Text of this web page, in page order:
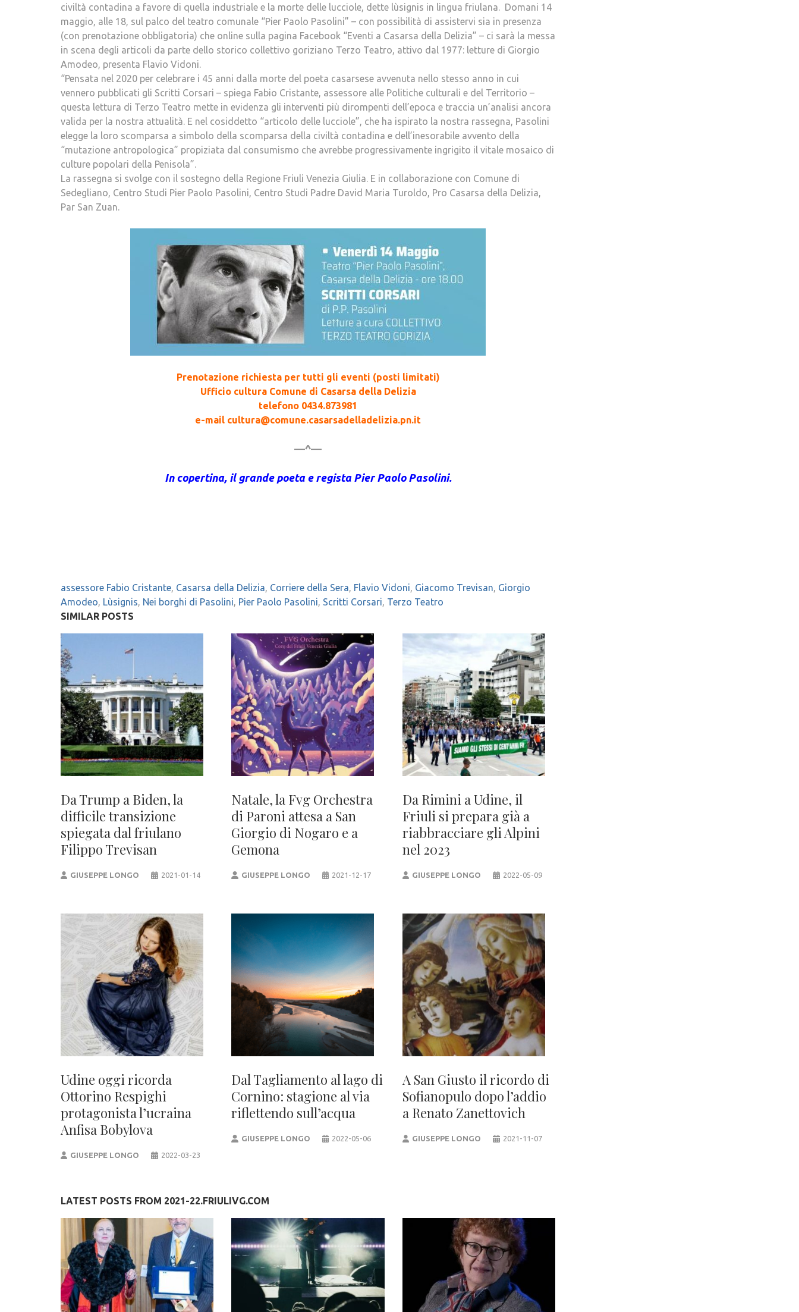
civiltà contadina a favore di quella industriale e la morte delle lucciole, dette lùsignis in lingua friulana. Domani 14
maggio, alle 18, sul palco del teatro comunale “Pier Paolo Pasolini” – con possibilità di assistervi sia in presenza
(con prenotazione obbligatoria) che online sulla pagina Facebook “Eventi a Casarsa della Delizia” – ci sarà la messa
in scena degli articoli da parte dello storico collettivo goriziano Terzo Teatro, attivo dal 1977: letture di Giorgio
Amodeo, presenta Flavio Vidoni.
“Pensata nel 2020 per celebrare i 45 anni dalla morte del poeta casarsese avvenuta nello stesso anno in cui
vennero pubblicati gli Scritti Corsari – spiega Fabio Cristante, assessore alle Politiche culturali e del Territorio –
questa lettura di Terzo Teatro mette in evidenza gli interventi più dirompenti dell’epoca e traccia un’analisi ancora
valida per la nostra attualità. E nel cosiddetto “articolo delle lucciole”, che ha ispirato la nostra rassegna, Pasolini
elegge la loro scomparsa a simbolo della scomparsa della civiltà contadina e dell’inesorabile avvento della
“mutazione antropologica” propiziata dal consumismo che avrebbe progressivamente ingrigito il vitale mosaico di
culture popolari della Penisola”.
La rassegna si svolge con il sostegno della Regione Friuli Venezia Giulia. E in collaborazione con Comune di
Sedegliano, Centro Studi Pier Paolo Pasolini, Centro Studi Padre David Maria Turoldo, Pro Casarsa della Delizia,
Par San Zuan.
Prenotazione richiesta per tutti gli eventi (posti limitati)
Ufficio cultura Comune di Casarsa della Delizia
telefono 0434.873981
e-mail cultura@comune.casarsadelladelizia.pn.it
—^—
In copertina, il grande poeta e regista Pier Paolo Pasolini.
assessore Fabio Cristante, Casarsa della Delizia, Corriere della Sera, Flavio Vidoni, Giacomo Trevisan, Giorgio
Amodeo, Lùsignis, Nei borghi di Pasolini, Pier Paolo Pasolini, Scritti Corsari, Terzo Teatro
SIMILAR POSTS
Da Trump a Biden, la
difficile transizione
spiegata dal friulano
Filippo Trevisan
GIUSEPPE LONGO 2021-01-14
Natale, la Fvg Orchestra
di Paroni attesa a San
Giorgio di Nogaro e a
Gemona
GIUSEPPE LONGO 2021-12-17
Da Rimini a Udine, il
Friuli si prepara già a
riabbracciare gli Alpini
nel 2023
GIUSEPPE LONGO 2022-05-09
Udine oggi ricorda
Ottorino Respighi
protagonista l’ucraina
Anfisa Bobylova
GIUSEPPE LONGO 2022-03-23
Dal Tagliamento al lago di
Cornino: stagione al via
riflettendo sull’acqua
GIUSEPPE LONGO 2022-05-06
A San Giusto il ricordo di
Sofianopulo dopo l’addio
a Renato Zanettovich
GIUSEPPE LONGO 2021-11-07
LATEST POSTS FROM 2021-22.FRIULIVG.COM